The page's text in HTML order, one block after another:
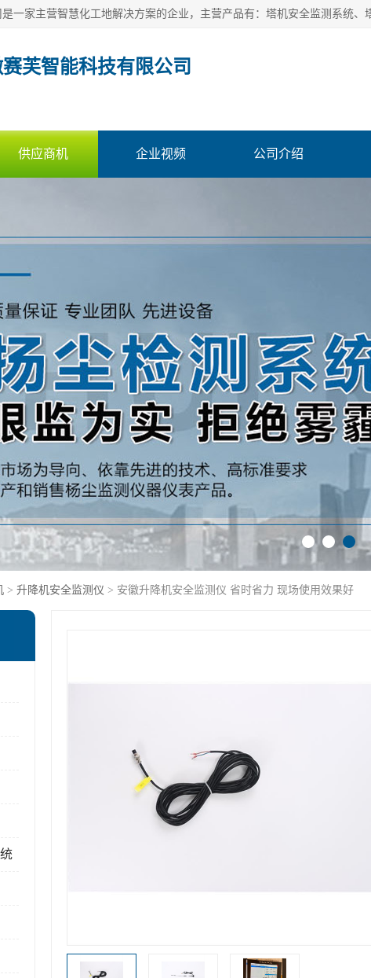
芙智能科技有限公司
供应商机 企业视频 公司介绍
> 升降机安全监测仪 > 安徽升降机安全监测仪 省时省力 现场使用效果好